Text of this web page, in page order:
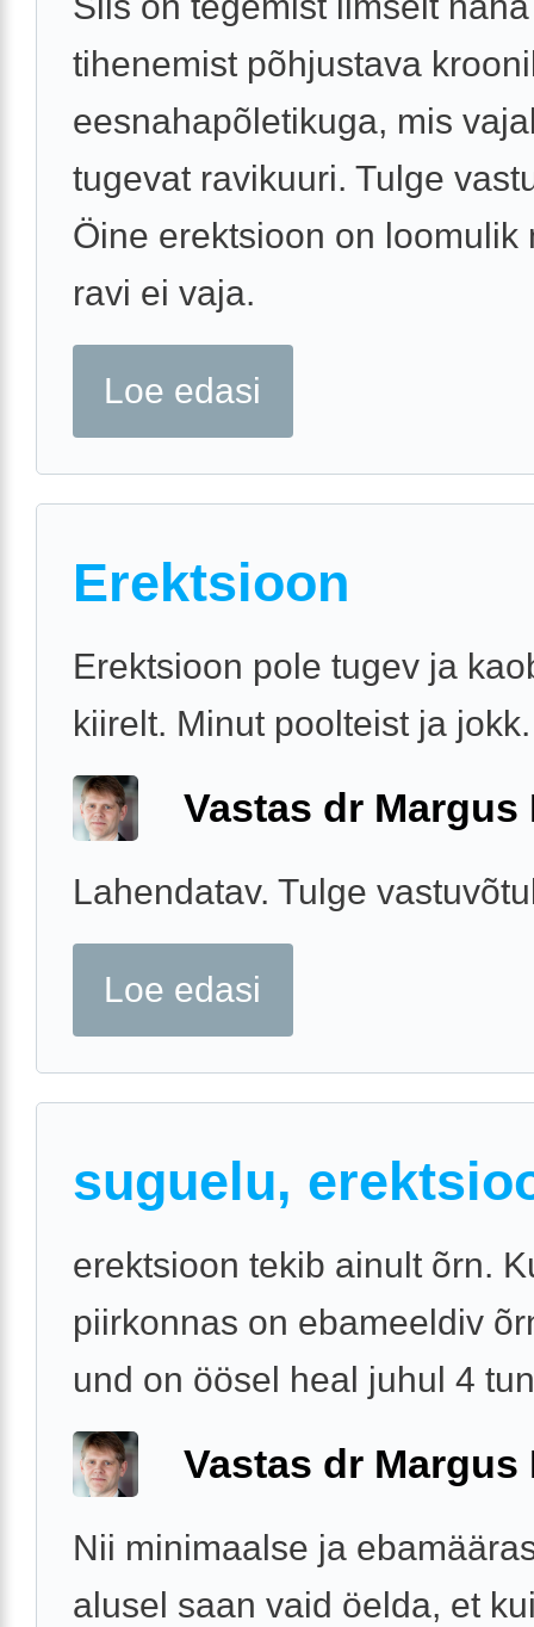
tihenemist põhjustava
eesnahapõletikuga, mis
tugevat ravikuuri. Tulge
Öine erektsioon on loomulik
ravi ei vaja.
Loe edasi
Erektsioon
Erektsioon pole tugev ja
kiirelt. Minut poolteist ja jokk.
Vastas dr Margus
Lahendatav. Tulge
Loe edasi
suguelu,
erektsioon tekib ainult õrn.
piirkonnas on ebameeldiv
und on öösel heal juhul 4
Vastas dr Margus
Nii minimaalse ja
alusel saan vaid öelda, et